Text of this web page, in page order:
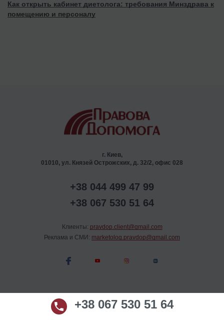
Как открыть кабинет диетолога: требования Минздрава к
помещению и персоналу
г. Киев,
01010, ул. Князей Острожских, д. 32/2, офис 028
+38 044 499 47 99
+38 067 530 51 64
Клиенты: pravdop.client@gmail.com
Реклама и СМИ: marketolog.pravdop@gmail.com
+38 067 530 51 64